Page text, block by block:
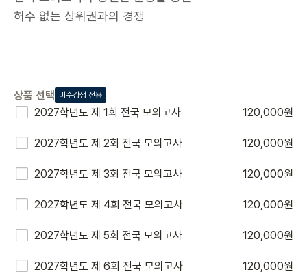
허수 없는 상위권과의 경쟁
상품 선택 비수강생 전용
2027학년도 제 1회 전국 모의고사 120,000원
2027학년도 제 2회 전국 모의고사 120,000원
2027학년도 제 3회 전국 모의고사 120,000원
2027학년도 제 4회 전국 모의고사 120,000원
2027학년도 제 5회 전국 모의고사 120,000원
2027학년도 제 6회 전국 모의고사 120,000원